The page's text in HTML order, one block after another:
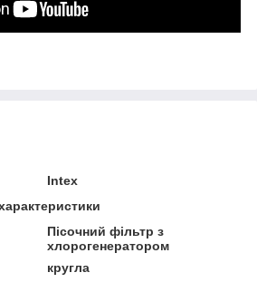
Intex
Пісочний фільтр з
хлорогенератором
кругла